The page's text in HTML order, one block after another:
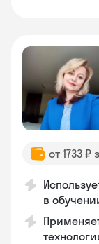
от 1733 ₽
в